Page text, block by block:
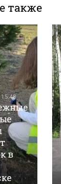
также
15:48
в